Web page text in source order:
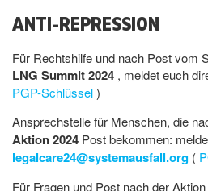
ANTI-REPRESSION
Für Rechtshilfe und nach Post vom
LNG Summit 2024 , meldet euch
PGP-Schlüssel)
Ansprechstelle für Menschen, die
Aktion 2024 Post bekommen:
legalcare24@systemausfall.org (
Für Fragen und Post nach der Aktion